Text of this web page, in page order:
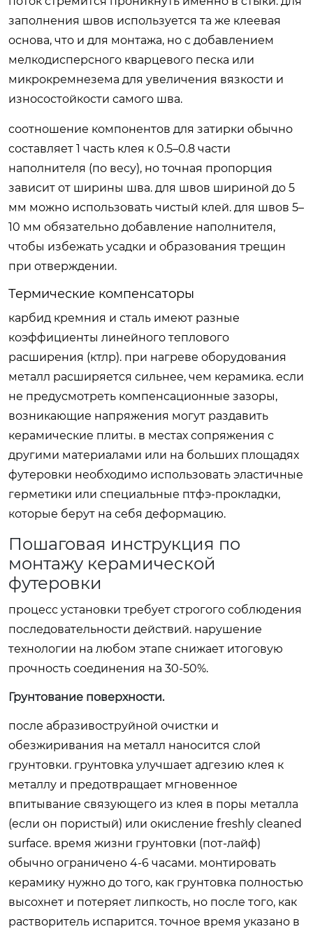
заполнения швов используется та же клеевая
основа, что и для монтажа, но с добавлением
мелкодисперсного кварцевого песка или
микрокремнезема для увеличения вязкости и
износостойкости самого шва.
соотношение компонентов для затирки обычно
составляет 1 часть клея к 0.5–0.8 части
наполнителя (по весу), но точная пропорция
зависит от ширины шва. для швов шириной до 5
мм можно использовать чистый клей. для швов 5–
10 мм обязательно добавление наполнителя,
чтобы избежать усадки и образования трещин
при отверждении.
Термические компенсаторы
карбид кремния и сталь имеют разные
коэффициенты линейного теплового
расширения (ктлр). при нагреве оборудования
металл расширяется сильнее, чем керамика. если
не предусмотреть компенсационные зазоры,
возникающие напряжения могут раздавить
керамические плиты. в местах сопряжения с
другими материалами или на больших площадях
футеровки необходимо использовать эластичные
герметики или специальные птфэ-прокладки,
которые берут на себя деформацию.
Пошаговая инструкция по
монтажу керамической
футеровки
процесс установки требует строгого соблюдения
последовательности действий. нарушение
технологии на любом этапе снижает итоговую
прочность соединения на 30-50%.
Грунтование поверхности.
после абразивоструйной очистки и
обезжиривания на металл наносится слой
грунтовки. грунтовка улучшает адгезию клея к
металлу и предотвращает мгновенное
впитывание связующего из клея в поры металла
(если он пористый) или окисление freshly cleaned
surface. время жизни грунтовки (пот-лайф)
обычно ограничено 4-6 часами. монтировать
керамику нужно до того, как грунтовка полностью
высохнет и потеряет липкость, но после того, как
растворитель испарится. точное время указано в